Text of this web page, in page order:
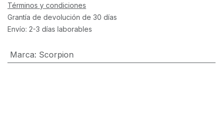
Términos y condiciones
Grantía de devolución de 30 días
Envío: 2-3 días laborables
Marca: Scorpion